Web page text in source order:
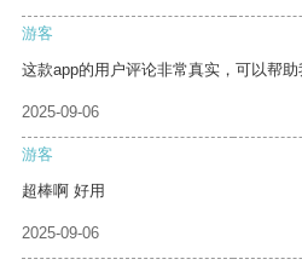
游客
这款app的用户评论非常真实，可以帮助
2025-09-06
游客
超棒啊 好用
2025-09-06